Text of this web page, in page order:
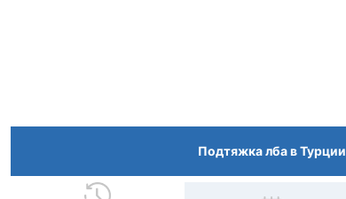
Подтяжка лба в Турции